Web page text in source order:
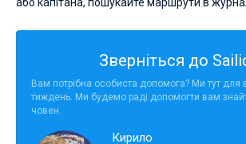
Зверніться до
Вам потрібна особиста допомога? Ми тут для
тиждень. Ми будемо раді допомогти вам
човен.
Кирило